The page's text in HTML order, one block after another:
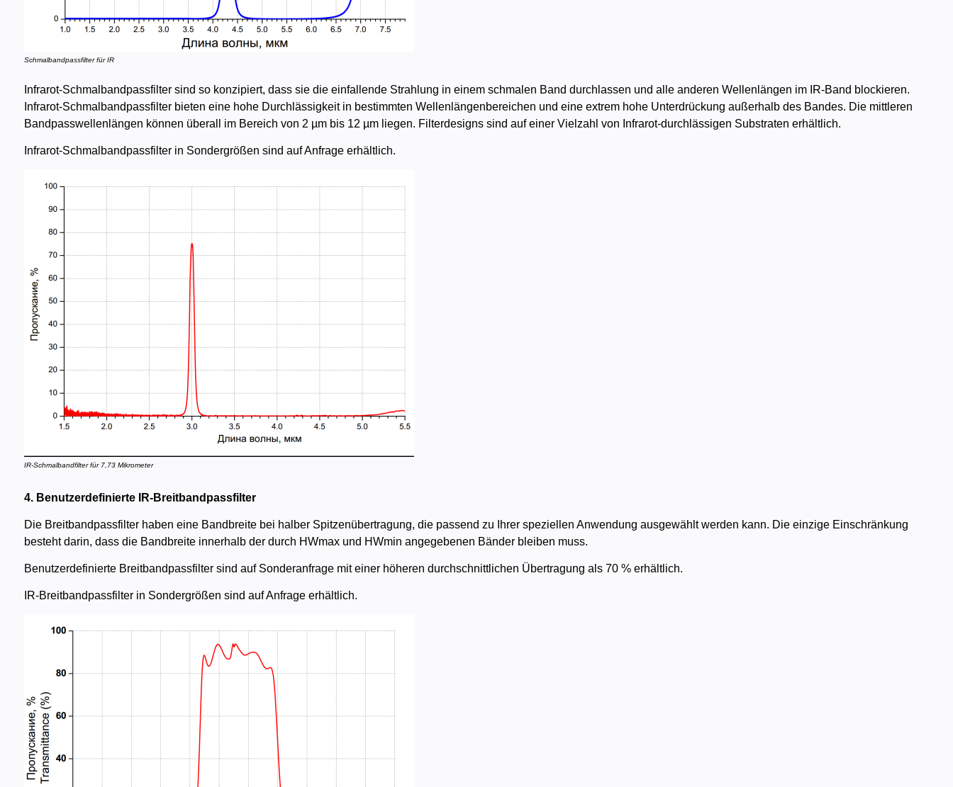
Schmalbandpassfilter für IR
Infrarot-Schmalbandpassfilter sind so konzipiert, dass sie die einfallende Strahlung in einem schmalen Band durchlassen und alle anderen Wellenlängen im IR-Band blockieren.
Infrarot-Schmalbandpassfilter bieten eine hohe Durchlässigkeit in bestimmten Wellenlängenbereichen und eine extrem hohe Unterdrückung außerhalb des Bandes. Die mittleren
Bandpasswellenlängen können überall im Bereich von 2 µm bis 12 µm liegen. Filterdesigns sind auf einer Vielzahl von Infrarot-durchlässigen Substraten erhältlich.
Infrarot-Schmalbandpassfilter in Sondergrößen sind auf Anfrage erhältlich.
IR-Schmalbandfilter für 7,73 Mikrometer
4. Benutzerdefinierte IR-Breitbandpassfilter
Die Breitbandpassfilter haben eine Bandbreite bei halber Spitzenübertragung, die passend zu Ihrer speziellen Anwendung ausgewählt werden kann. Die einzige Einschränkung
besteht darin, dass die Bandbreite innerhalb der durch HWmax und HWmin angegebenen Bänder bleiben muss.
Benutzerdefinierte Breitbandpassfilter sind auf Sonderanfrage mit einer höheren durchschnittlichen Übertragung als 70 % erhältlich.
IR-Breitbandpassfilter in Sondergrößen sind auf Anfrage erhältlich.